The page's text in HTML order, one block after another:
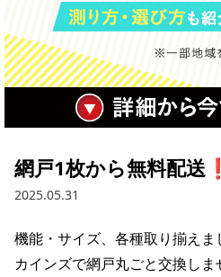
網戸1枚から無料配送❗
2025.05.31
機能・サイズ、各種取り揃えま
カインズで網戸丸ごと交換し